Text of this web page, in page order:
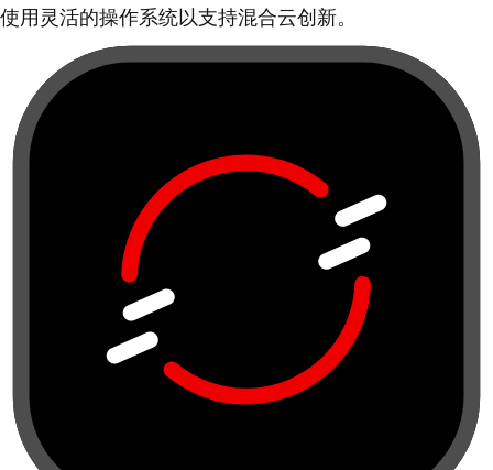
使用灵活的操作系统以支持混合云创新。